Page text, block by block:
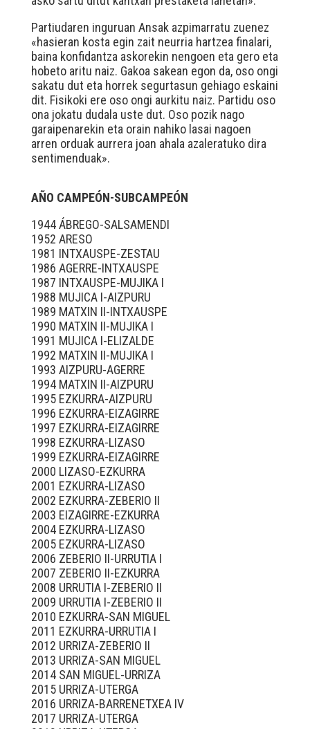
Partiudaren inguruan Ansak azpimarratu zuenez
«hasieran kosta egin zait neurria hartzea finalari,
baina konfidantza askorekin nengoen eta gero eta
hobeto aritu naiz. Gakoa sakean egon da, oso ongi
sakatu dut eta horrek segurtasun gehiago eskaini
dit. Fisikoki ere oso ongi aurkitu naiz. Partidu oso
ona jokatu dudala uste dut. Oso pozik nago
garaipenarekin eta orain nahiko lasai nagoen
arren orduak aurrera joan ahala azaleratuko dira
sentimenduak».
AÑO CAMPEÓN-SUBCAMPEÓN
1944 ÁBREGO-SALSAMENDI
1952 ARESO
1981 INTXAUSPE-ZESTAU
1986 AGERRE-INTXAUSPE
1987 INTXAUSPE-MUJIKA I
1988 MUJICA I-AIZPURU
1989 MATXIN II-INTXAUSPE
1990 MATXIN II-MUJIKA I
1991 MUJICA I-ELIZALDE
1992 MATXIN II-MUJIKA I
1993 AIZPURU-AGERRE
1994 MATXIN II-AIZPURU
1995 EZKURRA-AIZPURU
1996 EZKURRA-EIZAGIRRE
1997 EZKURRA-EIZAGIRRE
1998 EZKURRA-LIZASO
1999 EZKURRA-EIZAGIRRE
2000 LIZASO-EZKURRA
2001 EZKURRA-LIZASO
2002 EZKURRA-ZEBERIO II
2003 EIZAGIRRE-EZKURRA
2004 EZKURRA-LIZASO
2005 EZKURRA-LIZASO
2006 ZEBERIO II-URRUTIA I
2007 ZEBERIO II-EZKURRA
2008 URRUTIA I-ZEBERIO II
2009 URRUTIA I-ZEBERIO II
2010 EZKURRA-SAN MIGUEL
2011 EZKURRA-URRUTIA I
2012 URRIZA-ZEBERIO II
2013 URRIZA-SAN MIGUEL
2014 SAN MIGUEL-URRIZA
2015 URRIZA-UTERGA
2016 URRIZA-BARRENETXEA IV
2017 URRIZA-UTERGA